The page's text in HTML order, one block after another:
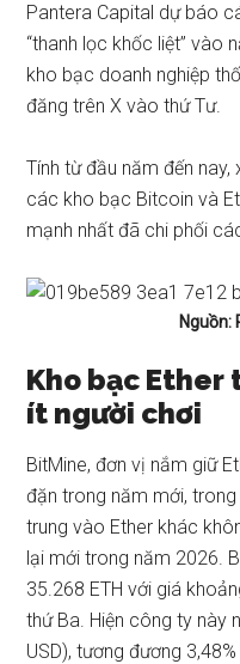
Pantera Capital dự báo
“thanh lọc khốc liệt” vào
kho bạc doanh nghiệp
đăng trên X vào thứ Tư.
Tính từ đầu năm đến
các kho bạc Bitcoin và
mạnh nhất đã chi phối
Nguồn:
Kho bạc Ether
ít người chơi
BitMine, đơn vị nắm giữ
đặn trong năm mới,
trung vào Ether khác
lại mới trong năm 2026.
35.268 ETH với giá
thứ Ba. Hiện công ty này
USD), tương đương